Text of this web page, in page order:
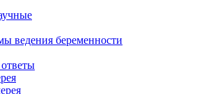
ведения беременности